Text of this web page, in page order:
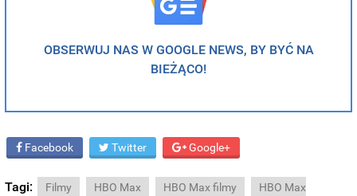
OBSERWUJ NAS W GOOGLE NEWS, BY BYĆ NA
BIEŻĄCO!
Facebook Twitter Google+
Tagi: Filmy HBO Max HBO Max filmy
HBO Max